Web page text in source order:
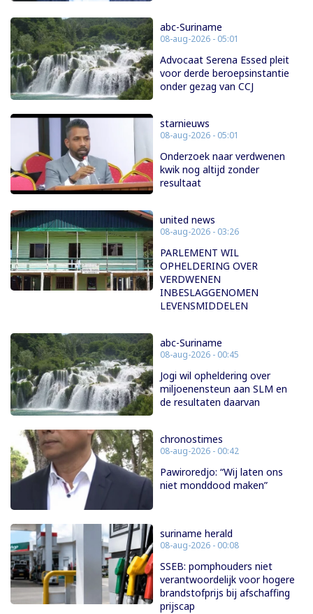
abc-Suriname
08-aug-2026 - 05:01
Advocaat Serena Essed pleit
voor derde beroepsinstantie
onder gezag van CCJ
starnieuws
08-aug-2026 - 05:01
Onderzoek naar verdwenen
kwik nog altijd zonder
resultaat
united news
08-aug-2026 - 03:26
PARLEMENT WIL
OPHELDERING OVER
VERDWENEN
INBESLAGGENOMEN
LEVENSMIDDELEN
abc-Suriname
08-aug-2026 - 00:45
Jogi wil opheldering over
miljoenensteun aan SLM en
de resultaten daarvan
chronostimes
08-aug-2026 - 00:42
Pawiroredjo: “Wij laten ons
niet monddood maken”
suriname herald
08-aug-2026 - 00:08
SSEB: pomphouders niet
verantwoordelijk voor hogere
brandstofprijs bij afschaffing
prijscap